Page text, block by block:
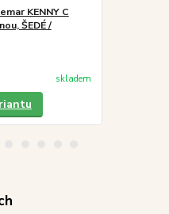
KENNY C
ŠEDÉ /
skladem